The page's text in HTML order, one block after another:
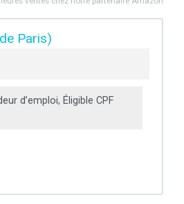
Paris)
d’emploi, Éligible CPF